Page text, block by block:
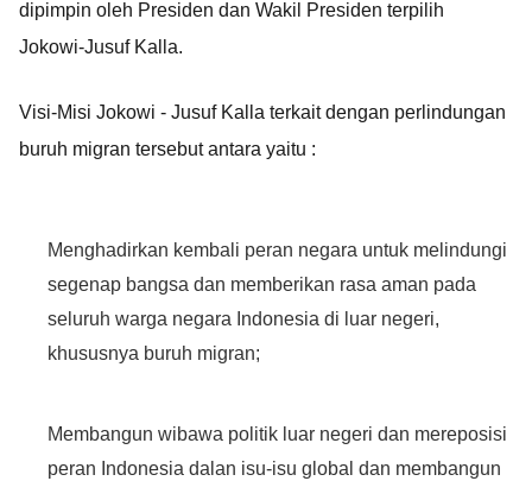
dipimpin oleh Presiden dan Wakil Presiden terpilih
Jokowi-Jusuf Kalla.
Visi-Misi Jokowi - Jusuf Kalla terkait dengan perlindungan
buruh migran tersebut antara yaitu :
Menghadirkan kembali peran negara untuk melindungi
segenap bangsa dan memberikan rasa aman pada
seluruh warga negara Indonesia di luar negeri,
khususnya buruh migran;
Membangun wibawa politik luar negeri dan mereposisi
peran Indonesia dalan isu-isu global dan membangun